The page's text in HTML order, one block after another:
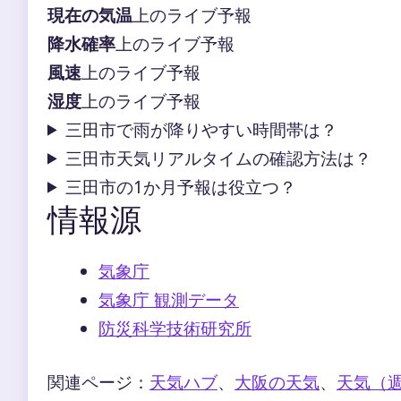
現在の気温上のライブ予報
降水確率上のライブ予報
風速上のライブ予報
湿度上のライブ予報
三田市で雨が降りやすい時間帯は？
三田市天気リアルタイムの確認方法は？
三田市の1か月予報は役立つ？
情報源
気象庁
気象庁 観測データ
防災科学技術研究所
関連ページ： 天気ハブ、 大阪の天気、 天気（